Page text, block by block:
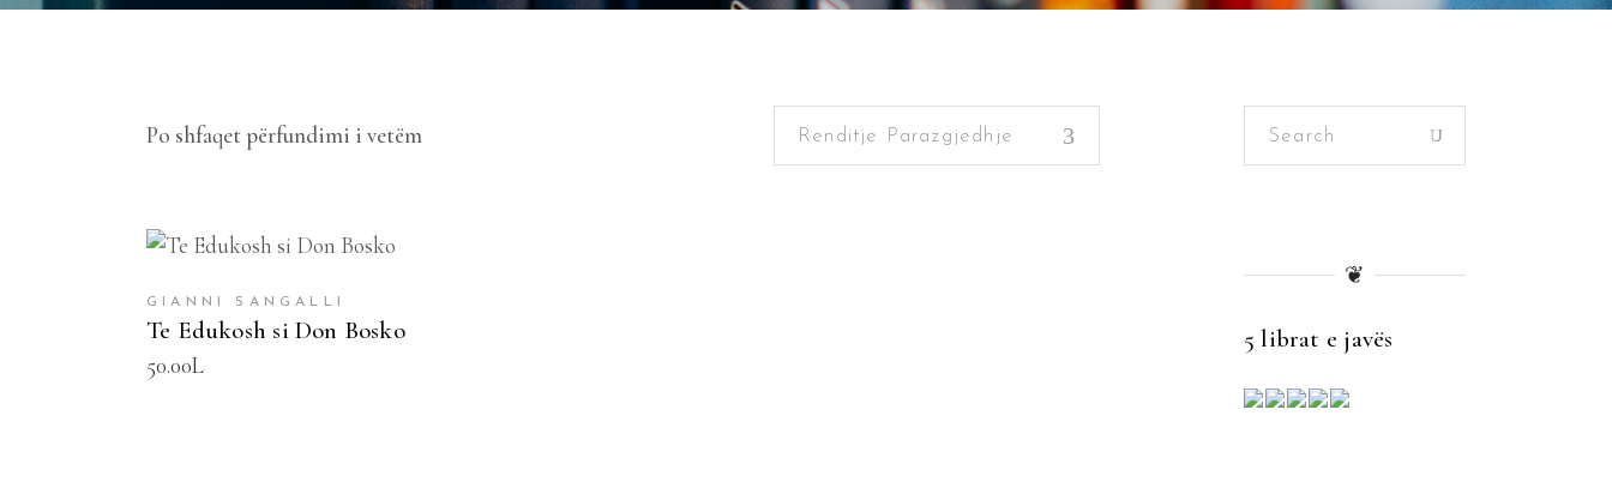
Po shfaqet përfundimi i vetëm Renditje Parazgjedhje
GIANNI SANGALLI
Te Edukosh si Don Bosko
50.00L
Search
❦
5 librat e javës